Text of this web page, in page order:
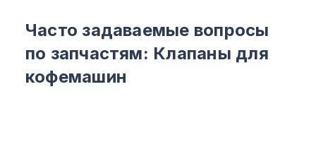
Часто задаваемые вопросы
по запчастям: Клапаны для
кофемашин